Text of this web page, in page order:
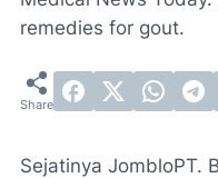
remedies for gout.
Sejatinya JombloPT.